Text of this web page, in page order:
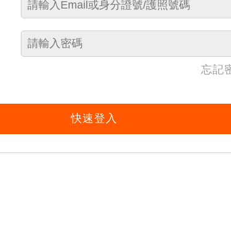
忘記
快速登入